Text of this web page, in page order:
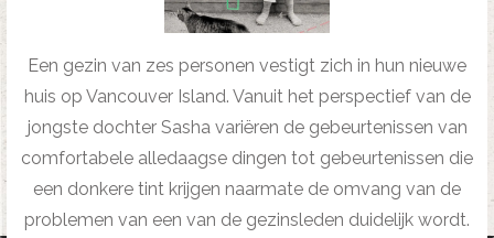
Een gezin van zes personen vestigt zich in hun nieuwe
huis op Vancouver Island. Vanuit het perspectief van de
jongste dochter Sasha variëren de gebeurtenissen van
comfortabele alledaagse dingen tot gebeurtenissen die
een donkere tint krijgen naarmate de omvang van de
problemen van een van de gezinsleden duidelijk wordt.